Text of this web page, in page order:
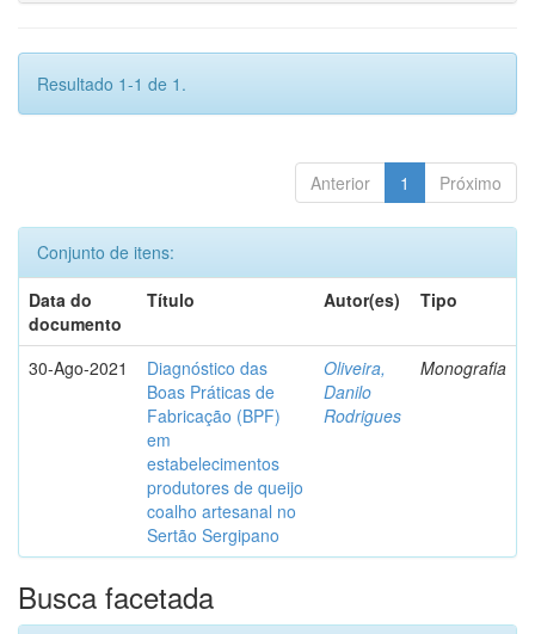
Resultado 1-1 de 1.
Anterior 1 Próximo
Conjunto de itens:
Data do
documento
Título Autor(es) Tipo
30-Ago-2021
Diagnóstico das
Boas Práticas de
Fabricação (BPF)
em
estabelecimentos
produtores de queijo
coalho artesanal no
Sertão Sergipano
Oliveira,
Danilo
Rodrigues
Monografia
Busca facetada